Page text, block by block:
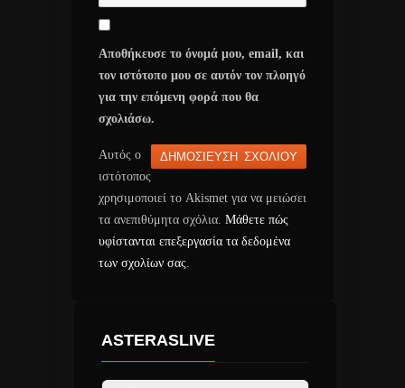
Αποθήκευσε το όνομά μου, email, και
τον ιστότοπο μου σε αυτόν τον πλοηγό
για την επόμενη φορά που θα
σχολιάσω.
Αυτός ο
ιστότοπος
χρησιμοποιεί το Akismet για να μειώσει
τα ανεπιθύμητα σχόλια. Μάθετε πώς
υφίστανται επεξεργασία τα δεδομένα
των σχολίων σας.
ASTERASLIVE